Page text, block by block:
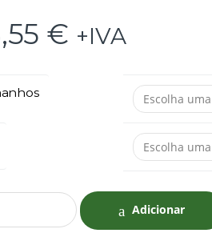
€ +IVA
Adicionar